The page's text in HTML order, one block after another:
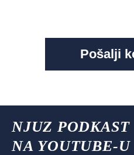
NJUZ PODKAST
NA YOUTUBE-U